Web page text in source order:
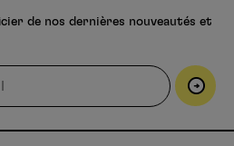
de nos dernières nouveautés et